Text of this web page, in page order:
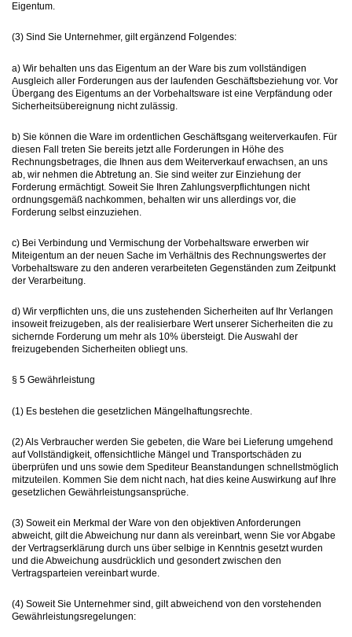
Eigentum.
(3) Sind Sie Unternehmer, gilt ergänzend Folgendes:
a) Wir behalten uns das Eigentum an der Ware bis zum vollständigen
Ausgleich aller Forderungen aus der laufenden Geschäftsbeziehung vor. Vor
Übergang des Eigentums an der Vorbehaltsware ist eine Verpfändung oder
Sicherheitsübereignung nicht zulässig.
b) Sie können die Ware im ordentlichen Geschäftsgang weiterverkaufen. Für
diesen Fall treten Sie bereits jetzt alle Forderungen in Höhe des
Rechnungsbetrages, die Ihnen aus dem Weiterverkauf erwachsen, an uns
ab, wir nehmen die Abtretung an. Sie sind weiter zur Einziehung der
Forderung ermächtigt. Soweit Sie Ihren Zahlungsverpflichtungen nicht
ordnungsgemäß nachkommen, behalten wir uns allerdings vor, die
Forderung selbst einzuziehen.
c) Bei Verbindung und Vermischung der Vorbehaltsware erwerben wir
Miteigentum an der neuen Sache im Verhältnis des Rechnungswertes der
Vorbehaltsware zu den anderen verarbeiteten Gegenständen zum Zeitpunkt
der Verarbeitung.
d) Wir verpflichten uns, die uns zustehenden Sicherheiten auf Ihr Verlangen
insoweit freizugeben, als der realisierbare Wert unserer Sicherheiten die zu
sichernde Forderung um mehr als 10% übersteigt. Die Auswahl der
freizugebenden Sicherheiten obliegt uns.
§ 5 Gewährleistung
(1) Es bestehen die gesetzlichen Mängelhaftungsrechte.
(2) Als Verbraucher werden Sie gebeten, die Ware bei Lieferung umgehend
auf Vollständigkeit, offensichtliche Mängel und Transportschäden zu
überprüfen und uns sowie dem Spediteur Beanstandungen schnellstmöglich
mitzuteilen. Kommen Sie dem nicht nach, hat dies keine Auswirkung auf Ihre
gesetzlichen Gewährleistungsansprüche.
(3) Soweit ein Merkmal der Ware von den objektiven Anforderungen
abweicht, gilt die Abweichung nur dann als vereinbart, wenn Sie vor Abgabe
der Vertragserklärung durch uns über selbige in Kenntnis gesetzt wurden
und die Abweichung ausdrücklich und gesondert zwischen den
Vertragsparteien vereinbart wurde.
(4) Soweit Sie Unternehmer sind, gilt abweichend von den vorstehenden
Gewährleistungsregelungen: